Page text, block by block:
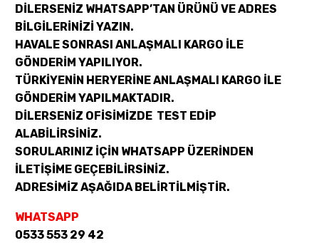
DİLERSENİZ WHATSAPP’TAN ÜRÜNÜ VE ADRES
BİLGİLERİNİZİ YAZIN.
HAVALE SONRASI ANLAŞMALI KARGO İLE
GÖNDERİM YAPILIYOR.
TÜRKİYENİN HERYERİNE ANLAŞMALI KARGO İLE
GÖNDERİM YAPILMAKTADIR.
DİLERSENİZ OFİSİMİZDE TEST EDİP
ALABİLİRSİNİZ.
SORULARINIZ İÇİN WHATSAPP ÜZERİNDEN
İLETİŞİME GEÇEBİLİRSİNİZ.
ADRESİMİZ AŞAĞIDA BELİRTİLMİŞTİR.
WHATSAPP
0533 553 29 42